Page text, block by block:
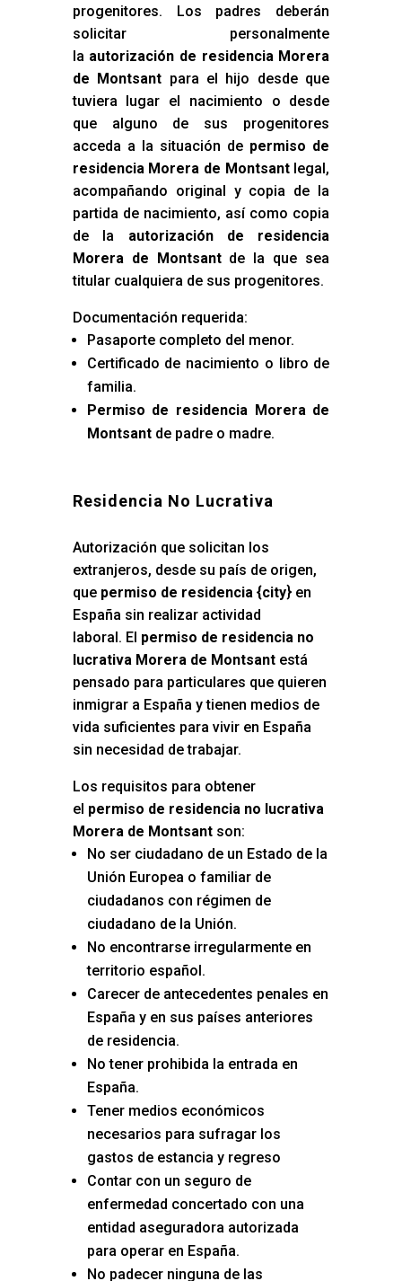
progenitores. Los padres deberán
solicitar personalmente
la autorización de residencia Morera
de Montsant para el hijo desde que
tuviera lugar el nacimiento o desde
que alguno de sus progenitores
acceda a la situación de permiso de
residencia Morera de Montsantlegal,
acompañando original y copia de la
partida de nacimiento, así como copia
de la autorización de residencia
Morera de Montsantde la que sea
titular cualquiera de sus progenitores.
Documentación requerida:
Pasaporte completo del menor.
Certificado de nacimiento o libro de
familia.
Permiso de residencia Morera de
Montsantde padre o madre.
Residencia No Lucrativa
Autorización que solicitan los
extranjeros, desde su país de origen,
que permiso de residencia {city} en
España sin realizar actividad
laboral. El permiso de residencia no
lucrativa Morera de Montsantestá
pensado para particulares que quieren
inmigrar a España y tienen medios de
vida suficientes para vivir en España
sin necesidad de trabajar.
Los requisitos para obtener
el permiso de residencia no lucrativa
Morera de Montsantson:
No ser ciudadano de un Estado de la
Unión Europea o familiar de
ciudadanos con régimen de
ciudadano de la Unión.
No encontrarse irregularmente en
territorio español.
Carecer de antecedentes penales en
España y en sus países anteriores
de residencia.
No tener prohibida la entrada en
España.
Tener medios económicos
necesarios para sufragar los
gastos de estancia y regreso
Contar con un seguro de
enfermedad concertado con una
entidad aseguradora autorizada
para operar en España.
No padecer ninguna de las